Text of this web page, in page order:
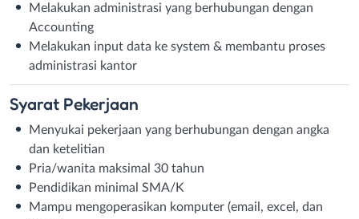
Melakukan administrasi yang berhubungan dengan
Accounting
Melakukan input data ke system & membantu proses
administrasi kantor
Syarat Pekerjaan
Menyukai pekerjaan yang berhubungan dengan angka
dan ketelitian
Pria/wanita maksimal 30 tahun
Pendidikan minimal SMA/K
Mampu mengoperasikan komputer (email, excel, dan